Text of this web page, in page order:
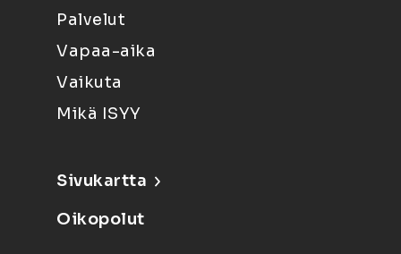
Palvelut
Vapaa-aika
Vaikuta
Mikä ISYY
Sivukartta
Oikopolut